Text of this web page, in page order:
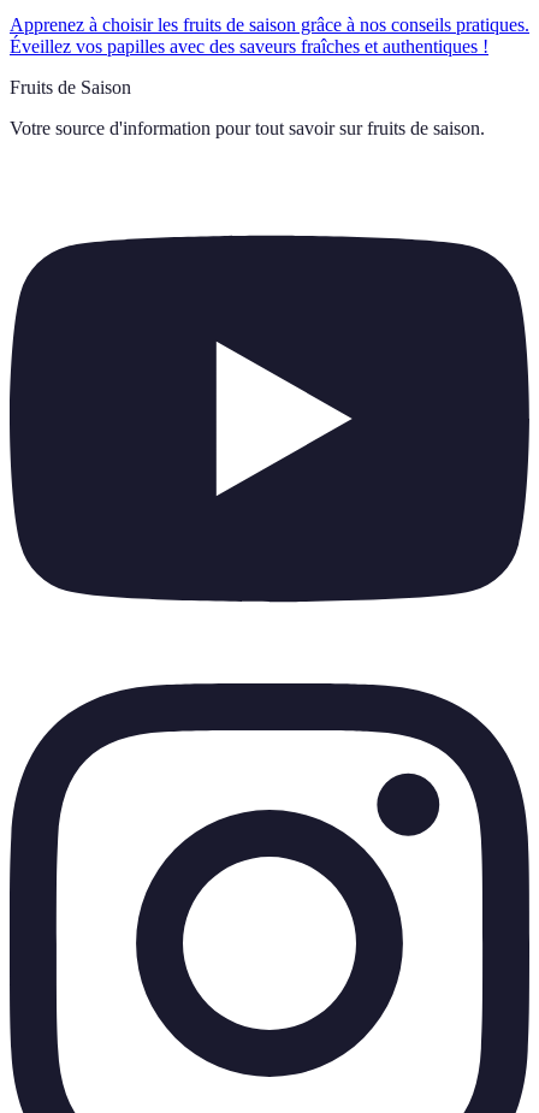
Apprenez à choisir les fruits de saison grâce à nos conseils pratiques.
Éveillez vos papilles avec des saveurs fraîches et authentiques !
Fruits de Saison
Votre source d'information pour tout savoir sur fruits de saison.